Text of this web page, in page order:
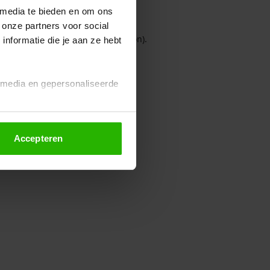
te bieden en om ons
partners voor social
die je aan ze hebt
en gepersonaliseerde
altijd wijzigen of
Accepteren
console for more information).